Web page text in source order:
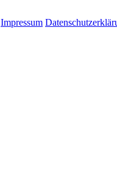
Impressum